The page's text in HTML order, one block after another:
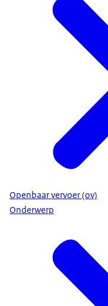
Openbaar vervoer (ov)
Onderwerp